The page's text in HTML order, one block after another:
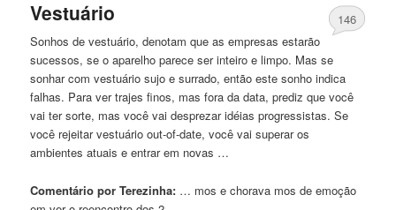
Vestuário
146
Sonhosde vestuário, denotam que as empresas estarão
sucessos, se o aparelho parece ser inteiro e limpo. Mas se
sonhar com vestuário sujo e surrado, então este sonho indica
falhas. Para ver trajes finos, mas fora da data, prediz que você
vai ter sorte, mas você vai desprezar idéias progressistas. Se
você rejeitar vestuário out-of-date, você vai superar os
ambientes atuais e entrar em novas …
Comentário por Terezinha: … mos e chorava mosde emoção